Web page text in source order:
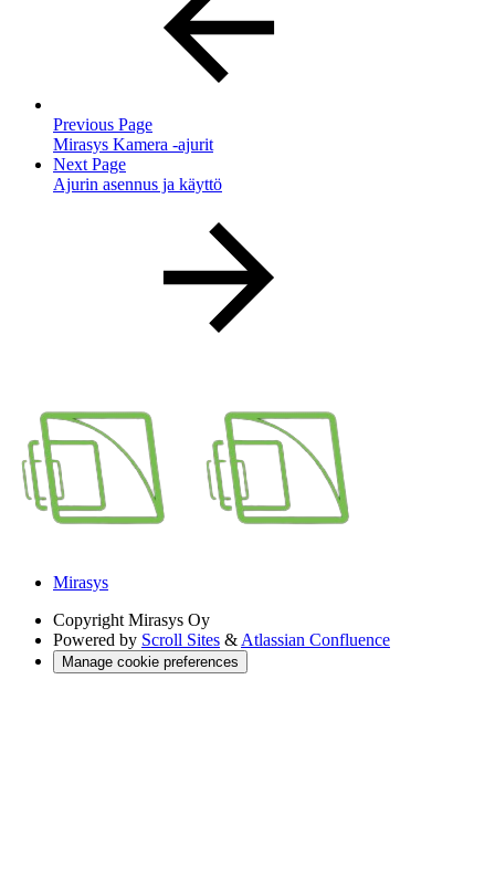
Previous Page
Mirasys Kamera -ajurit
Next Page
Ajurin asennus ja käyttö
Mirasys
Copyright Mirasys Oy
Powered by Scroll Sites & Atlassian Confluence
Manage cookie preferences